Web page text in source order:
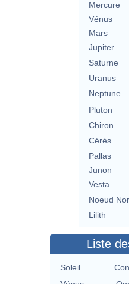
Mercure
Vénus
Mars
Jupiter
Saturne
Uranus
Neptune
Pluton
Chiron
Cérès
Pallas
Junon
Vesta
Noeud
Lilith
Liste
Soleil